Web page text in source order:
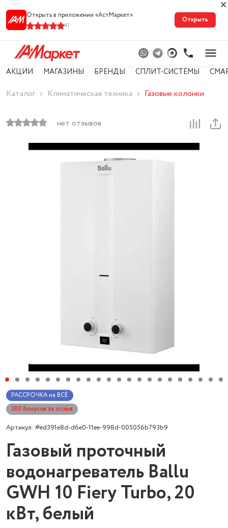
Открыть в приложении «АстМарке‪т‬»
41
Открыть
АКЦИИ МАГАЗИНЫ БРЕНДЫ СПЛИТ-СИСТЕМЫ
Каталог Климатическая техника Газовые колонки
нет отзывов
РАССРОЧКА на ВСЁ
300 бонусов за отзыв
Артикул: #ed391e8d-d6e0-11ee-998d-005056b793b9
Газовый проточный
водонагреватель Ballu
GWH 10 Fiery Turbo, 20
кВт, белый